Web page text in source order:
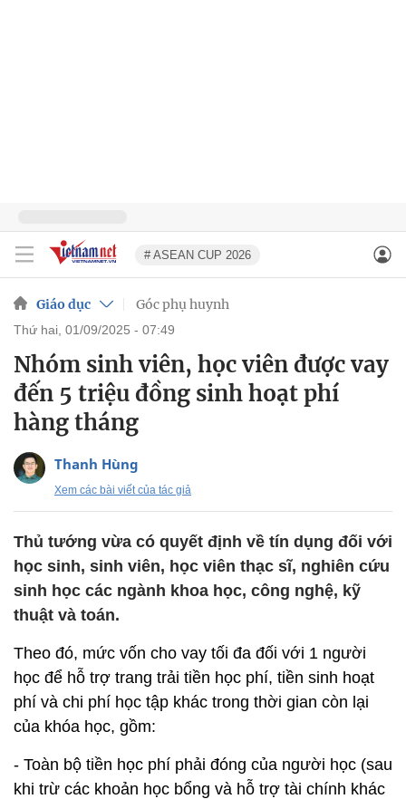
# ASEAN CUP 2026
Giáo dục Góc phụ huynh
thứ hai, 01/09/2025 - 07:49
Nhóm sinh viên, học viên được vay
đến 5 triệu đồng sinh hoạt phí
hàng tháng
Thanh Hùng
Xem các bài viết của tác giả
Thủ tướng vừa có quyết định về tín dụng đối với
học sinh, sinh viên, học viên thạc sĩ, nghiên cứu
sinh học các ngành khoa học, công nghệ, kỹ
thuật và toán.
Theo đó, mức vốn cho vay tối đa đối với 1 người
học để hỗ trợ trang trải tiền học phí, tiền sinh hoạt
phí và chi phí học tập khác trong thời gian còn lại
của khóa học, gồm:
- Toàn bộ tiền học phí phải đóng của người học (sau
khi trừ các khoản học bổng và hỗ trợ tài chính khác